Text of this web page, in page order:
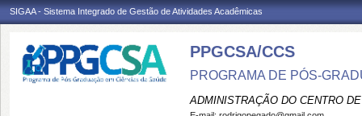
SIGAA - Sistema Integrado de Gestão de Atividades Acadêmicas
PPGCSA/CCS
PROGRAMA DE PÓS-
ADMINISTRAÇÃO DO CENTRO